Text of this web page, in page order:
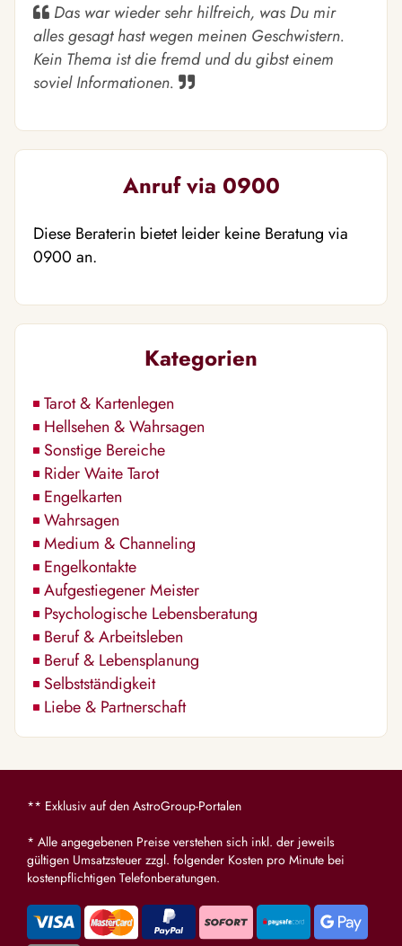
Das war wieder sehr hilfreich, was Du mir
alles gesagt hast wegen meinen Geschwistern.
Kein Thema ist die fremd und du gibst einem
soviel Informationen.
Anruf via 0900
Diese Beraterin bietet leider keine Beratung via
0900 an.
Kategorien
Tarot & Kartenlegen
Hellsehen & Wahrsagen
Sonstige Bereiche
Rider Waite Tarot
Engelkarten
Wahrsagen
Medium & Channeling
Engelkontakte
Aufgestiegener Meister
Psychologische Lebensberatung
Beruf & Arbeitsleben
Beruf & Lebensplanung
Selbstständigkeit
Liebe & Partnerschaft
** Exklusiv auf den AstroGroup-Portalen
* Alle angegebenen Preise verstehen sich inkl. der jeweils
gültigen Umsatzsteuer zzgl. folgender Kosten pro Minute bei
kostenpflichtigen Telefonberatungen.